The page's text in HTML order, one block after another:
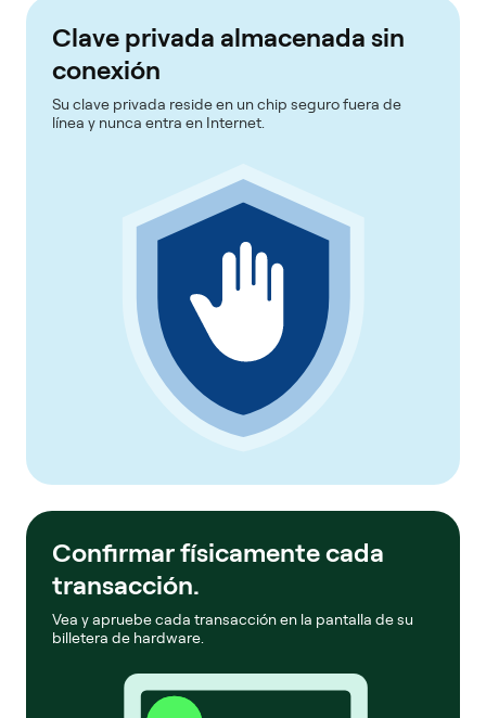
Clave privada almacenada sin
conexión
Su clave privada reside en un chip seguro fuera de
línea y nunca entra en Internet.
Confirmar físicamente cada
transacción.
Vea y apruebe cada transacción en la pantalla de su
billetera de hardware.